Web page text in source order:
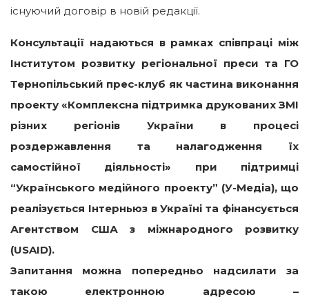
існуючий договір в новій редакції.
Консультації надаються в рамках співпраці між
Інститутом розвитку регіональної преси та ГО
Тернопільський прес-клуб як частина виконання
проекту «Комплексна підтримка друкованих ЗМІ
різних регіонів України в процесі
роздержавлення та налагодження їх
самостійної діяльності» при підтримці
“Українського медійного проекту” (У-Медіа), що
реалізується Інтерньюз в Україні та фінансується
Агентством США з міжнародного розвитку
(USAID).
Запитання можна попередньо надсилати за
такою електронною адресою –